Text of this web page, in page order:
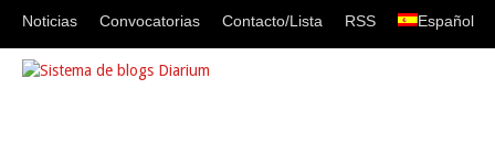
Noticias Convocatorias Contacto/Lista RSS Español